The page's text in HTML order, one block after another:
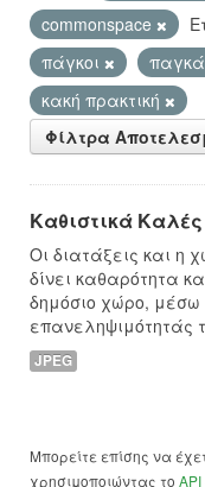
commonspace
πάγκοι
κακή πρακτική
Φίλτρα
Καθιστικά
Οι διατάξεις και η
δίνει καθαρότητα
δημόσιο χώρο, μέσω
επανεληψιμότητάς
JPEG
Μπορείτε επίσης να
χρησιμοποιώντας το API